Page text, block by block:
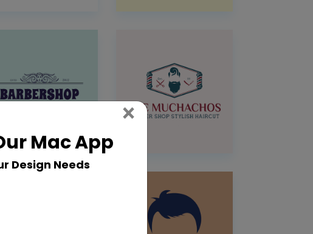
Mac App
Design Needs
× Close